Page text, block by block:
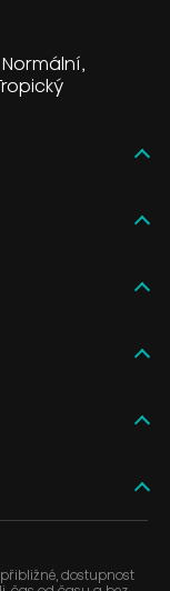
Normální
dostupnost